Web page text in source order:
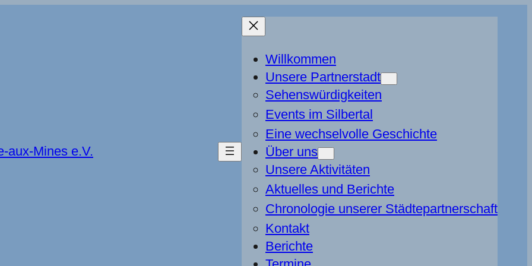
aux-Mines e.V.
Willkommen
Unsere Partnerstadt
Sehenswürdigkeiten
Events im Silbertal
Eine wechselvolle Geschichte
Über uns
Unsere Aktivitäten
Aktuelles und Berichte
Chronologie unserer Städtepartnerschaft
Kontakt
Berichte